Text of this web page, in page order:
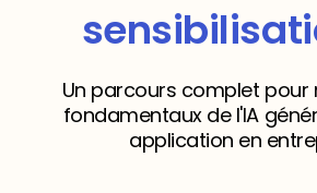
Un parcours complet pour
fondamentaux de l'IA
application en